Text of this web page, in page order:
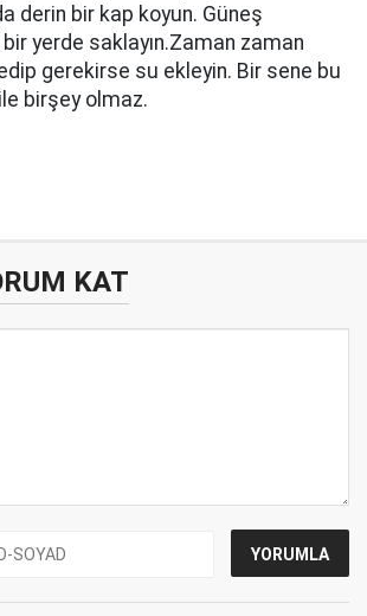
derin bir kap koyun. Güneş
yerde saklayın.Zaman zaman
gerekirse su ekleyin. Bir sene bu
birşey olmaz.
KAT